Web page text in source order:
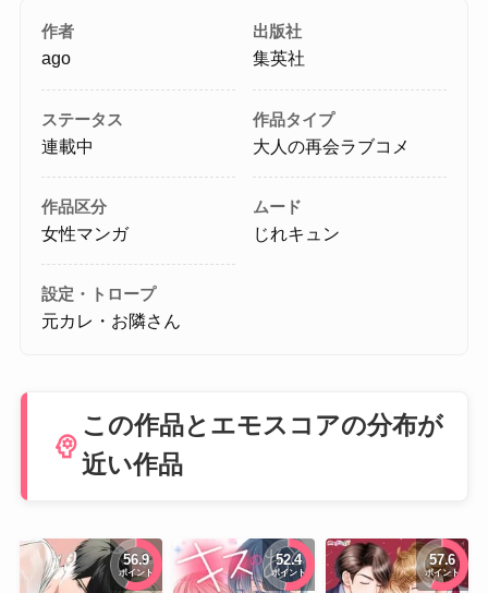
作者
ago
出版社
集英社
ステータス
連載中
作品タイプ
大人の再会ラブコメ
作品区分
女性マンガ
ムード
じれキュン
設定・トロープ
元カレ・お隣さん
psychology
この作品とエモスコアの分布が
近い作品
56.9
ポイント
52.4
ポイント
57.6
ポイント